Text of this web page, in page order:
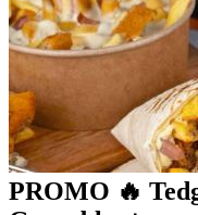
PROMO 🔥